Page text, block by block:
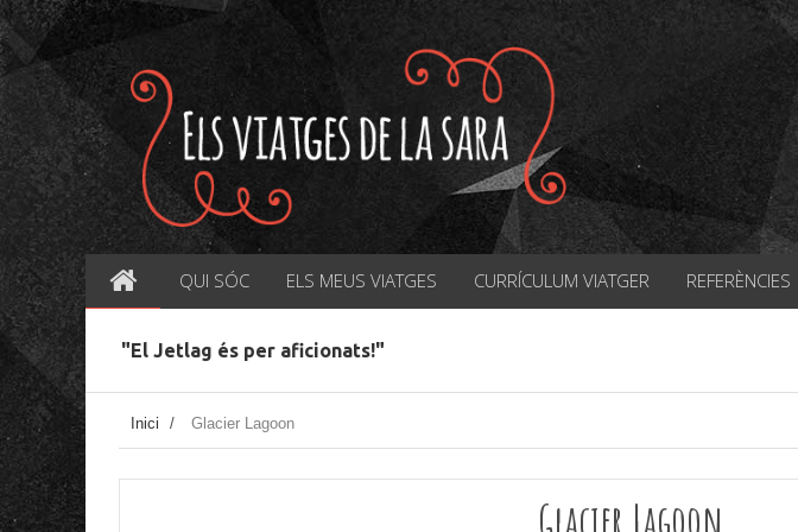
QUI SÓC ELS MEUS VIATGES CURRÍCULUM VIATGER REFERÈNCIES
"El Jetlag és per aficionats!"
Inici / Glacier Lagoon
Glacier Lagoon